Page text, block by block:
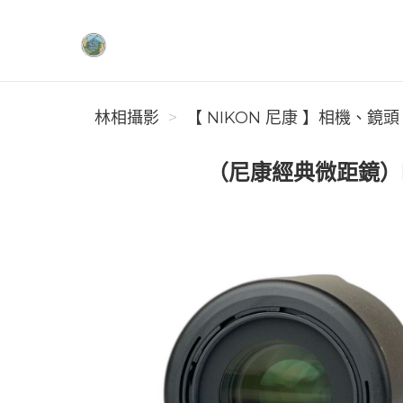
林相攝影
林相攝影
【 NIKON 尼康 】相機、鏡頭
（尼康經典微距鏡